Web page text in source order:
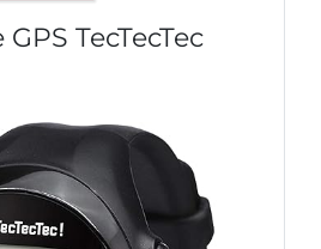
TecTecTec